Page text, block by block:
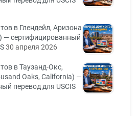
в Глендейл, Аризона
— сертифицированный
30 апреля 2026
в Таузанд-Окс,
Oaks, California) —
перевод для USCIS